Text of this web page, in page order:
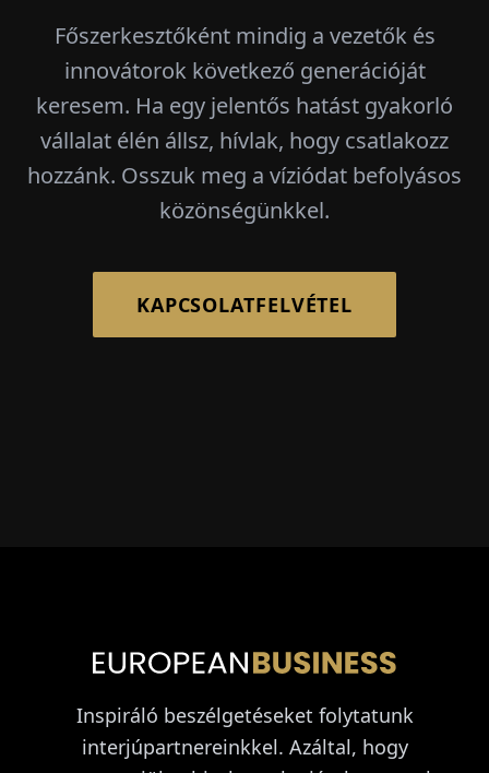
Főszerkesztőként mindig a vezetők és
innovátorok következő generációját
keresem. Ha egy jelentős hatást gyakorló
vállalat élén állsz, hívlak, hogy csatlakozz
hozzánk. Osszuk meg a víziódat befolyásos
közönségünkkel.
KAPCSOLATFELVÉTEL
Inspiráló beszélgetéseket folytatunk
interjúpartnereinkkel. Azáltal, hogy